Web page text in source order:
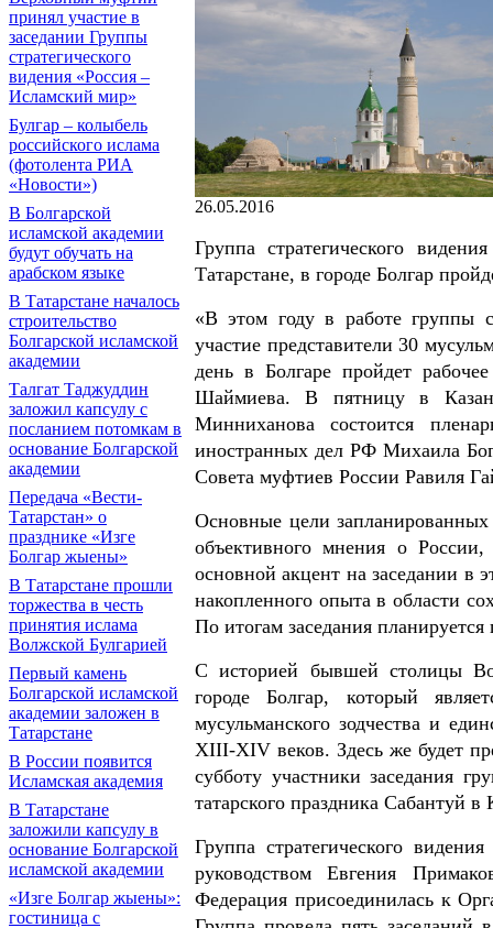
принял участие в
заседании Группы
стратегического
видения «Россия –
Исламский мир»
Булгар – колыбель
российского ислама
(фотолента РИА
«Новости»)
В Болгарской
исламской академии
будут обучать на
арабском языке
В Татарстане началось
строительство
Болгарской исламской
академии
Талгат Таджуддин
заложил капсулу с
посланием потомкам в
основание Болгарской
академии
Передача «Вести-
Татарстан» о
празднике «Изге
Болгар жыены»
В Татарстане прошли
торжества в честь
принятия ислама
Волжской Булгарией
Первый камень
Болгарской исламской
академии заложен в
Татарстане
В России появится
Исламская академия
В Татарстане
заложили капсулу в
основание Болгарской
исламской академии
«Изге Болгар жыены»:
гостиница с
26.05.2016
Группа стратегического
Татарстане, в городе Болгар
«В этом году в работе группы
участие представители 30
день в Болгаре пройдет
Шаймиева. В пятницу в Казани
Минниханова состоится
иностранных дел РФ Михаила
Совета муфтиев России Равиля
Основные цели
объективного мнения о
основной акцент на заседании в
накопленного опыта в области
По итогам заседания
С историей бывшей столицы
городе Болгар, который
мусульманского зодчества и
XIII-XIV веков. Здесь же будет
субботу участники заседания
татарского праздника Сабантуй в
Группа стратегического
руководством Евгения
Федерация присоединилась к